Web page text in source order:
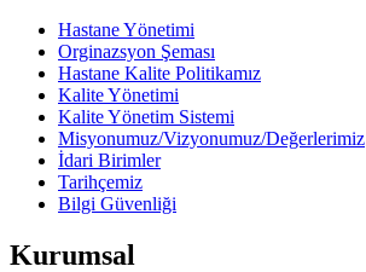
Hastane Yönetimi
Orginazsyon Şeması
Hastane Kalite Politikamız
Kalite Yönetimi
Kalite Yönetim Sistemi
Misyonumuz/Vizyonumuz/Değerlerimiz
İdari Birimler
Tarihçemiz
Bilgi Güvenliği
Kurumsal